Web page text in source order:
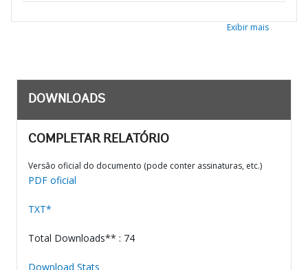
Exibir mais
DOWNLOADS
COMPLETAR RELATÓRIO
Versão oficial do documento (pode conter assinaturas, etc.)
PDF oficial
TXT*
Total Downloads** : 74
Download Stats